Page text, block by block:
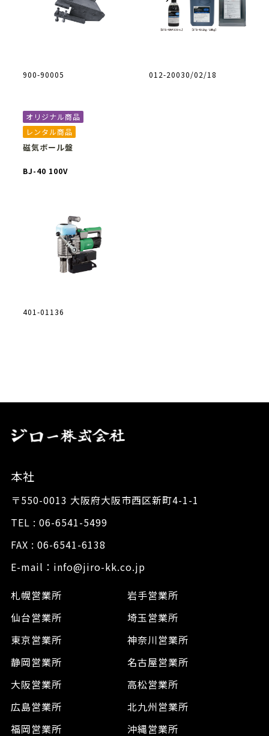
900-90005 012-20030/02/18
オリジナル商品
レンタル商品
磁気ボール盤
BJ-40 100V
401-01136
本社
〒550-0013 大阪府大阪市西区新町4-1-1
TEL : 06-6541-5499
FAX : 06-6541-6138
E-mail：info@jiro-kk.co.jp
札幌営業所
岩手営業所
仙台営業所
埼玉営業所
東京営業所
神奈川営業所
静岡営業所
名古屋営業所
大阪営業所
高松営業所
広島営業所
北九州営業所
福岡営業所
沖縄営業所